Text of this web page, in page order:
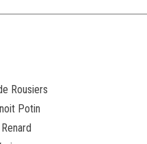
Rousiers
Potin